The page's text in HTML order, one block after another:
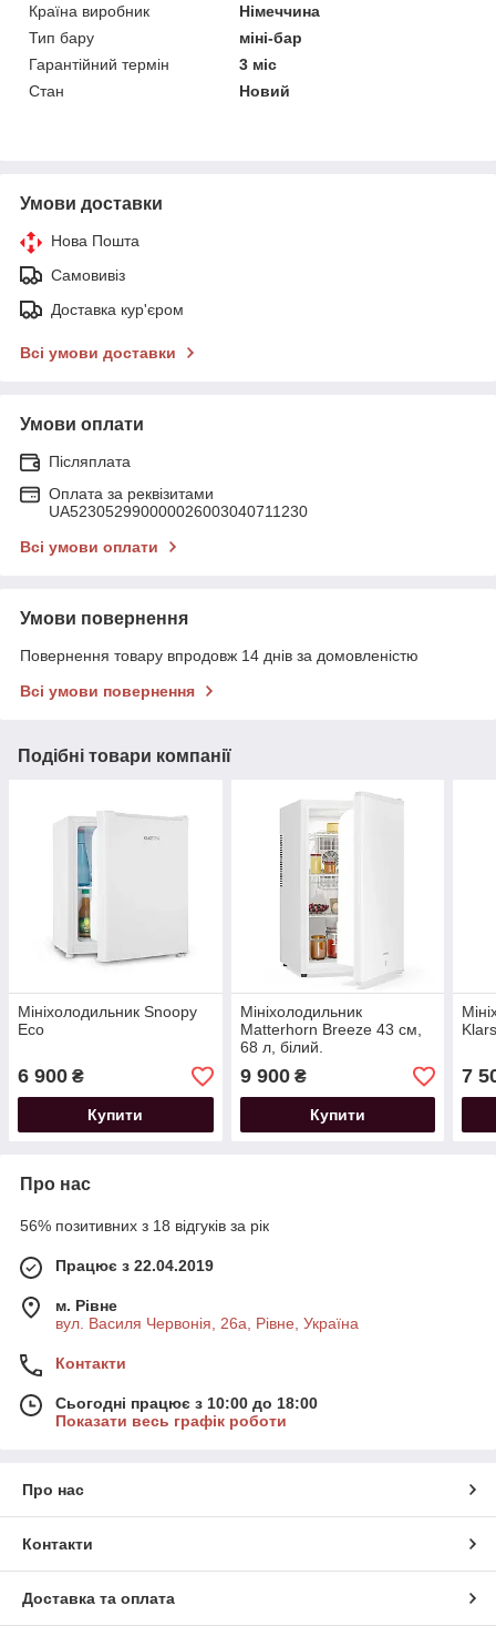
Країна виробник
Німеччина
Тип бару
міні-бар
Гарантійний термін
3 міс
Стан
Новий
Умови доставки
Нова Пошта
Самовивіз
Доставка кур'єром
Всі умови доставки
Умови оплати
Післяплата
Оплата за реквізитами
UA523052990000026003040711230
Всі умови оплати
Умови повернення
Повернення товару впродовж 14 днів за домовленістю
Всі умови повернення
Подібні товари компанії
Мініхолодильник Snoopy
Eco
6 900 ₴
Купити
Мініхолодильник
Matterhorn Breeze 43 см,
68 л, білий.
9 900₴
Купити
7
Про нас
56% позитивних з 18 відгуків за рік
Працює з 22.04.2019
м. Рівне
вул. Василя Червонія, 26а, Рівне, Україна
Контакти
Сьогодні працює з 10:00 до 18:00
Показати весь графік роботи
Про нас
Контакти
Доставка та оплата